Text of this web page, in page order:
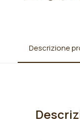
Descrizione